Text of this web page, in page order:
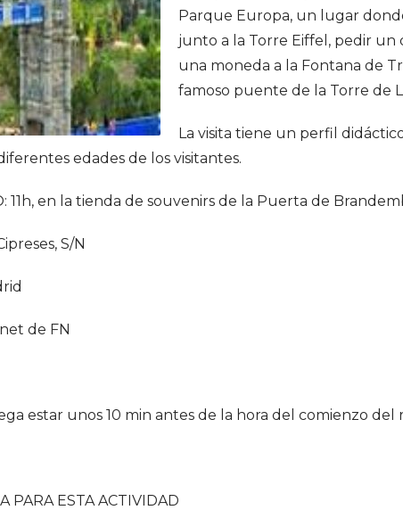
Parque Europa, un lugar
junto a la Torre Eiffel, pedir un
una moneda a la Fontana de
famoso puente de la Torre de
La visita tiene un perfil
edades de los visitantes.
11h, en la tienda de souvenirs de la Puerta de
S/N
de FN
estar unos 10 min antes de la hora del comienzo del
PARA ESTA ACTIVIDAD